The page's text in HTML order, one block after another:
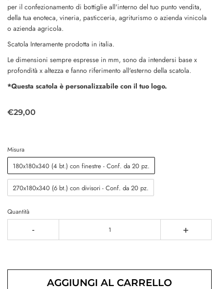
per il confezionamento di bottiglie all'interno del tuo punto vendita,
della tua enoteca, vineria, pasticceria, agriturismo o azienda vinicola
o azienda agricola.
Scatola Interamente prodotta in italia.
Le dimensioni sempre espresse in mm, sono da intendersi base x
profondità x altezza e fanno riferimento all'esterno della scatola.
*Questa scatola è personalizzabile con il tuo logo.
€29,00
Misura
180x180x340 (4 bt.) con finestre - Conf. da 20 pz.
270x180x340 (6 bt.) con divisori - Conf. da 20 pz.
Quantità
- +
AGGIUNGI AL CARRELLO